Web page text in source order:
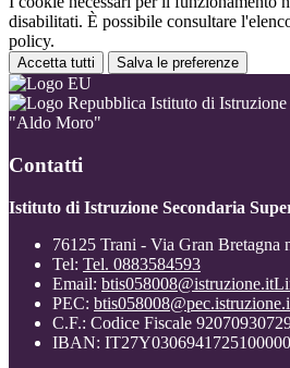
disabilitati. È possibile consultare
policy.
Accetta tutti Salva le preferenze
Istituto di Istruzione
"Aldo Moro"
Contatti
Istituto di Istruzione Secondaria
76125 Trani - Via Gran Bretagna
Tel: Tel. 0883584593
Email: btis058008@istruzione.it
PEC:
C.F.: Codice Fiscale
IBAN: